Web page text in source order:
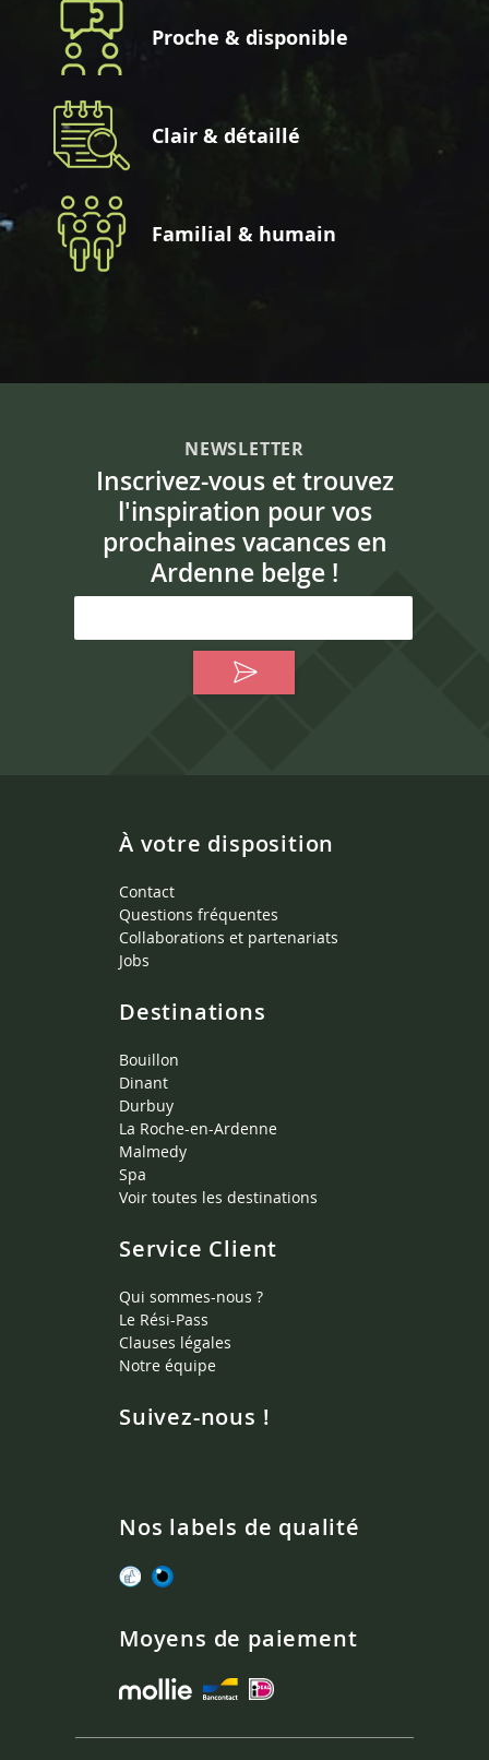
Proche & disponible
Clair & détaillé
Familial & humain
NEWSLETTER
Inscrivez-vous et trouvez
l'inspiration pour vos
prochaines vacances en
Ardenne belge !
À votre disposition
Contact
Questions fréquentes
Collaborations et partenariats
Jobs
Destinations
Bouillon
Dinant
Durbuy
La Roche-en-Ardenne
Malmedy
Spa
Voir toutes les destinations
Service Client
Qui sommes-nous ?
Le Rési-Pass
Clauses légales
Notre équipe
Suivez-nous !
Nos labels de qualité
Moyens de paiement